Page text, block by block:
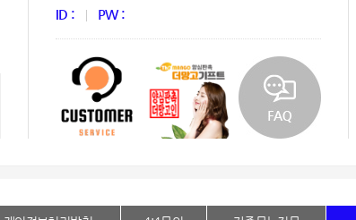
AP-100062
7 여행
ID : PW :